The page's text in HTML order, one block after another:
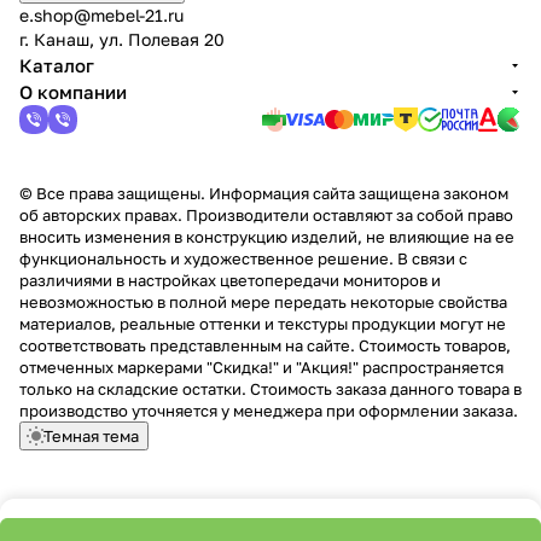
e.shop@mebel-21.ru
г. Канаш, ул. Полевая 20
Каталог
О компании
© Все права защищены. Информация сайта защищена законом
об авторских правах. Производители оставляют за собой право
вносить изменения в конструкцию изделий, не влияющие на ее
функциональность и художественное решение. В связи с
различиями в настройках цветопередачи мониторов и
невозможностью в полной мере передать некоторые свойства
материалов, реальные оттенки и текстуры продукции могут не
соответствовать представленным на сайте. Стоимость товаров,
отмеченных маркерами "Скидка!" и "Акция!" распространяется
только на складские остатки. Стоимость заказа данного товара в
производство уточняется у менеджера при оформлении заказа.
Темная тема